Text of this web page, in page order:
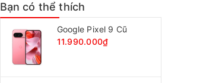
Bạn có thể thích
Google Pixel 9 Cũ
11.990.000₫